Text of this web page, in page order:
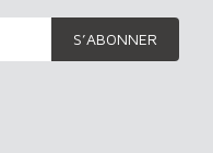
S’ABONNER